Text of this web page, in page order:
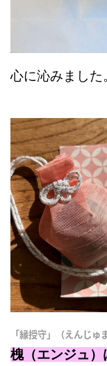
心に沁みました
「縁授守」（えんじゅ
槐（エンジュ）